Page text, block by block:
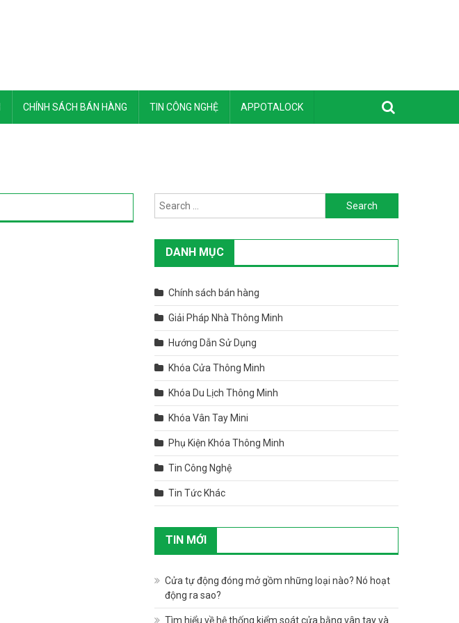
CHÍNH SÁCH BÁN HÀNG TIN CÔNG NGHỆ APPOTALOCK
Search for:
DANH MỤC
Chính sách bán hàng
Giải Pháp Nhà Thông Minh
Hướng Dẫn Sử Dụng
Khóa Cửa Thông Minh
Khóa Du Lịch Thông Minh
Khóa Vân Tay Mini
Phụ Kiện Khóa Thông Minh
Tin Công Nghệ
Tin Tức Khác
TIN MỚI
Cửa tự động đóng mở gồm những loại nào? Nó hoạt
động ra sao?
Tìm hiểu về hệ thống kiểm soát cửa bằng vân tay và